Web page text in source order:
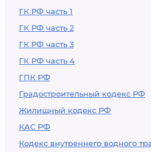
ГК РФ часть 1
ГК РФ часть 2
ГК РФ часть 3
ГК РФ часть 4
ГПК РФ
Градостроительный кодекс РФ
Жилищный кодекс РФ
КАС РФ
Кодекс внутреннего водного